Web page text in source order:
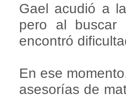
Gael acudió a
pero al buscar
encontró
En ese
asesorías de